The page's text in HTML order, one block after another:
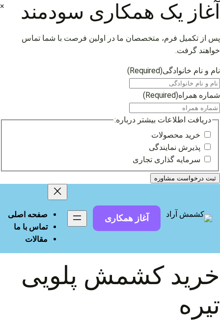
× آغاز یک همکاری سودمند
پس از تکمیل فرم، متخصصان ما در اولین فرصت با شما تماس
خواهند گرفت.
نام و نام خانوادگی(Required)
شماره همراه(Required)
دریافت اطلاعات بیشتر درباره:
خرید محصولات
پذیرش نمایندگی
سرمایه گذاری تجاری
محتوا
آغاز همکاری
صفحه اصلی
تماس با ما
مقالات
خرید کشمش پلویی
تیره